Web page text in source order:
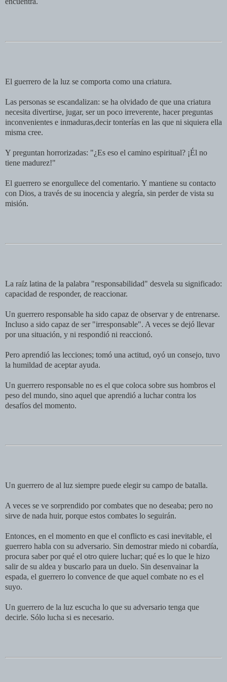
El guerrero de la luz se comporta como una criatura.
Las personas se escandalizan: se ha olvidado de que una criatura
necesita divertirse, jugar, ser un poco irreverente, hacer preguntas
inconvenientes e inmaduras,decir tonterías en las que ni siquiera ella
misma cree.
Y preguntan horrorizadas: "¿Es eso el camino espiritual? ¡Él no
tiene madurez!"
El guerrero se enorgullece del comentario. Y mantiene su contacto
con Dios, a través de su inocencia y alegría, sin perder de vista su
misión.
La raíz latina de la palabra "responsabilidad" desvela su significado:
capacidad de responder, de reaccionar.
Un guerrero responsable ha sido capaz de observar y de entrenarse.
Incluso a sido capaz de ser "irresponsable". A veces se dejó llevar
por una situación, y ni respondió ni reaccionó.
Pero aprendió las lecciones; tomó una actitud, oyó un consejo, tuvo
la humildad de aceptar ayuda.
Un guerrero responsable no es el que coloca sobre sus hombros el
peso del mundo, sino aquel que aprendió a luchar contra los
desafíos del momento.
Un guerrero de al luz siempre puede elegir su campo de batalla.
A veces se ve sorprendido por combates que no deseaba; pero no
sirve de nada huir, porque estos combates lo seguirán.
Entonces, en el momento en que el conflicto es casi inevitable, el
guerrero habla con su adversario. Sin demostrar miedo ni cobardía,
procura saber por qué el otro quiere luchar; qué es lo que le hizo
salir de su aldea y buscarlo para un duelo. Sin desenvainar la
espada, el guerrero lo convence de que aquel combate no es el
suyo.
Un guerrero de la luz escucha lo que su adversario tenga que
decirle. Sólo lucha si es necesario.